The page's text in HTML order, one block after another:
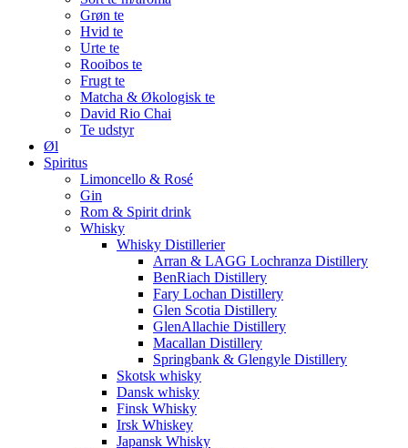
Grøn te
Hvid te
Urte te
Rooibos te
Frugt te
Matcha & Økologisk te
David Rio Chai
Te udstyr
Øl
Spiritus
Limoncello & Rosé
Gin
Rom & Spirit drink
Whisky
Whisky Distillerier
Arran & LAGG Lochranza Distillery
BenRiach Distillery
Fary Lochan Distillery
Glen Scotia Distillery
GlenAllachie Distillery
Macallan Distillery
Springbank & Glengyle Distillery
Skotsk whisky
Dansk whisky
Finsk Whisky
Irsk Whiskey
Japansk Whisky